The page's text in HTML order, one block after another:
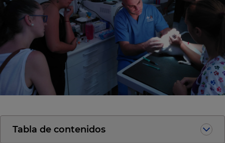
Tabla de contenidos